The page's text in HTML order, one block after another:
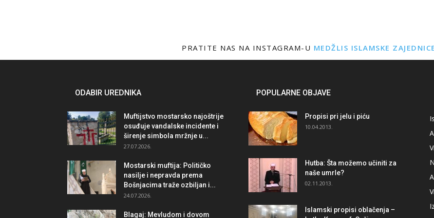
PRATITE NAS NA INSTAGRAM-U MEDŽLIS ISLAMSKE
ODABIR UREDNIKA
Muftijstvo mostarsko najoštrije
osuđuje vandalske incidente i
širenje simbola mržnje u...
27.07.2026.
Mostarski muftija: Političko
nasilje i nepravda prema
Bošnjacima traže ozbiljan i...
24.07.2026.
Blagaj: Mevludom i dovom
POPULARNE OBJAVE
Propisi pri jelu i piću
10.04.2013.
Hutba: Šta možemo učiniti za
naše umrle?
02.11.2013.
Islamski propisi oblačenja –